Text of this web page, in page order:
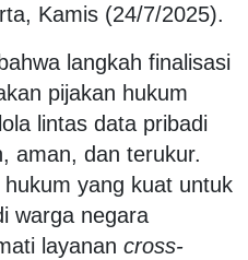
Kamis (24/7/2025).
langkah finalisasi
pijakan hukum
lintas data pribadi
aman, dan terukur.
yang kuat untuk
warga negara
layanan cross-